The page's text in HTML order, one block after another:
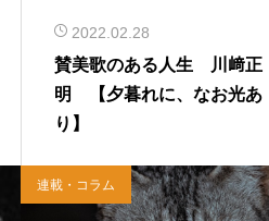
2022.02.28
賛美歌のある人生 川﨑正
明 【夕暮れに、なお光あ
り】
連載・コラム